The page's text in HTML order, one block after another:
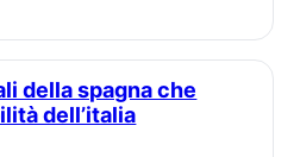
dell’italia